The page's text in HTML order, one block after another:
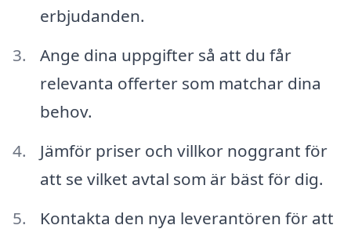
erbjudanden.
Ange dina uppgifter så att du får
relevanta offerter som matchar dina
behov.
Jämför priser och villkor noggrant för
att se vilket avtal som är bäst för dig.
Kontakta den nya leverantören för att